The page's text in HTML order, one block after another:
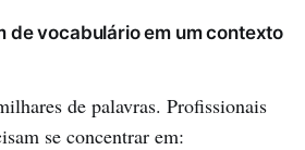
de vocabulário em um contexto
de palavras. Profissionais
se concentrar em: